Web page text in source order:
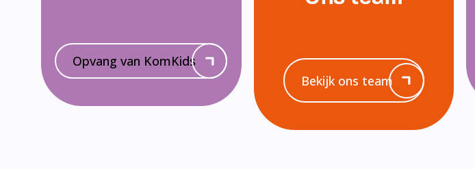
Opvang van KomKids
Bekijk ons team